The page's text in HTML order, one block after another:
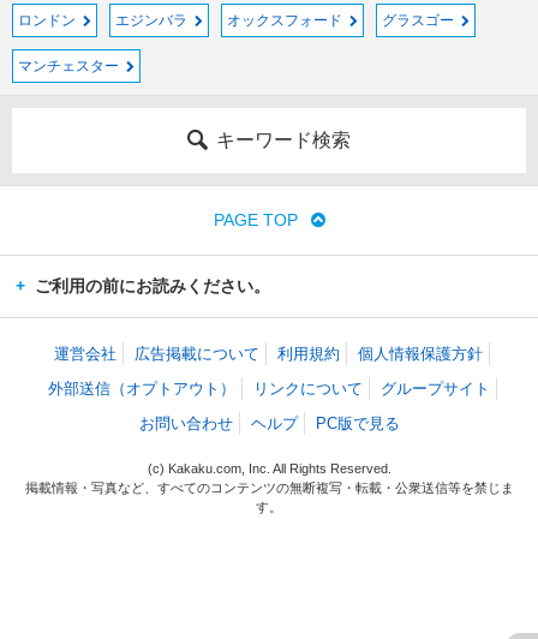
ロンドン エジンバラ オックスフォード グラスゴー
マンチェスター
キーワード検索
PAGE TOP
ご利用の前にお読みください。
運営会社 広告掲載について 利用規約
個人情報保護方針
外部送信（オプトアウト）
リンクについて
グループサイト
お問い合わせ
ヘルプ PC版で見る
(c) Kakaku.com, Inc. All Rights Reserved.
掲載情報・写真など、すべてのコンテンツの無断複写・転載・公衆送信等を禁じま
す。